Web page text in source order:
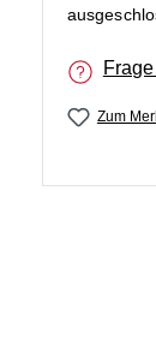
Zum